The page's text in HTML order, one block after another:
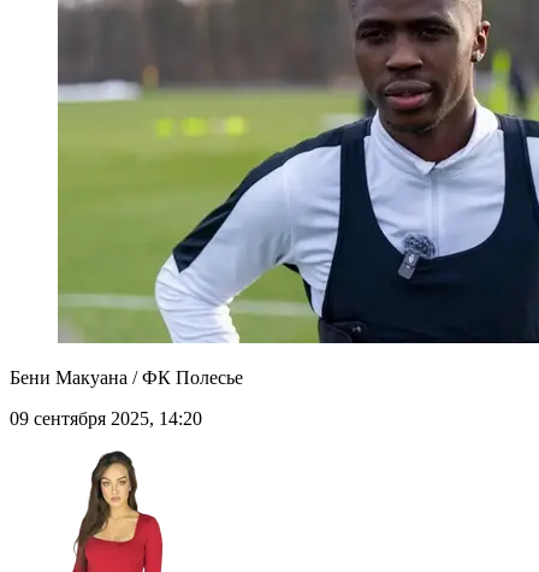
Бени Макуана / ФК Полесье
09 сентября 2025, 14:20